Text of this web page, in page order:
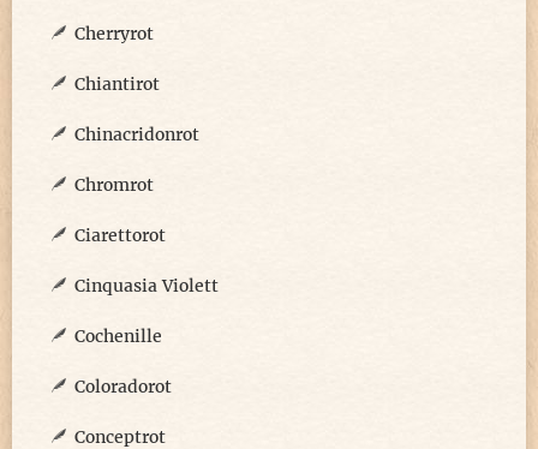
Cherryrot
Chiantirot
Chinacridonrot
Chromrot
Ciarettorot
Cinquasia Violett
Cochenille
Coloradorot
Conceptrot